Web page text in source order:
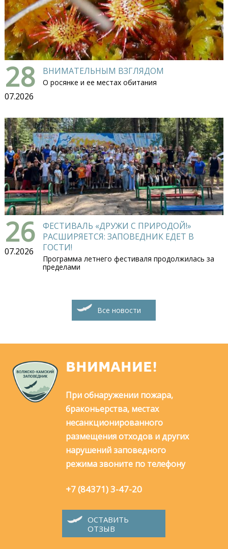
28
07.2026
ВНИМАТЕЛЬНЫМ ВЗГЛЯДОМ
О росянке и ее местах обитания
26
07.2026
ФЕСТИВАЛЬ «ДРУЖИ С ПРИРОДОЙ!»
РАСШИРЯЕТСЯ: ЗАПОВЕДНИК ЕДЕТ В
ГОСТИ!
Программа летнего фестиваля продолжилась за
пределами
Все новости
ВНИМАНИЕ!
При обнаружении пожара,
браконьерства, местах
несанкционированного
размещения отходов и других
нарушений заповедного
режима звоните по телефону
+7 (84371) 3-47-20
ОСТАВИТЬ
ОТЗЫВ